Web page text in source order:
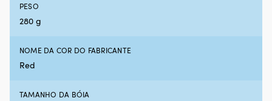
PESO
280 g
NOME DA COR DO FABRICANTE
Red
TAMANHO DA BÓIA